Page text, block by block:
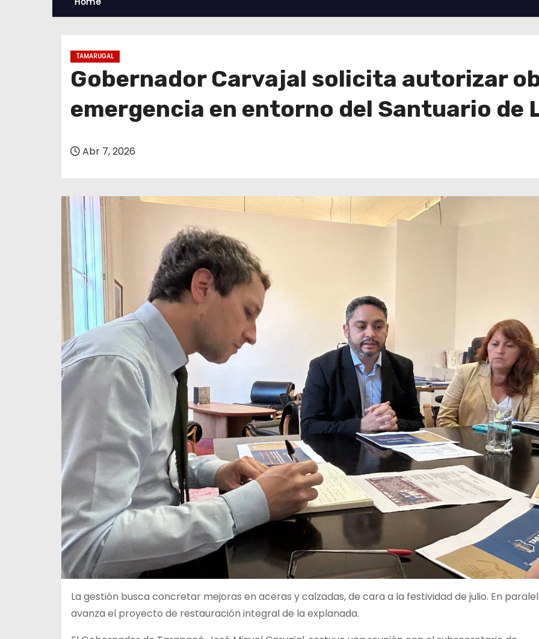
TAMARUGAL
Gobernador Carvajal solicita autorizar
emergencia en entorno del Santuario de
Abr 7, 2026
La gestión busca concretar mejoras en aceras y calzadas, de cara a la festividad de julio. En
avanza el proyecto de restauración integral de la explanada.